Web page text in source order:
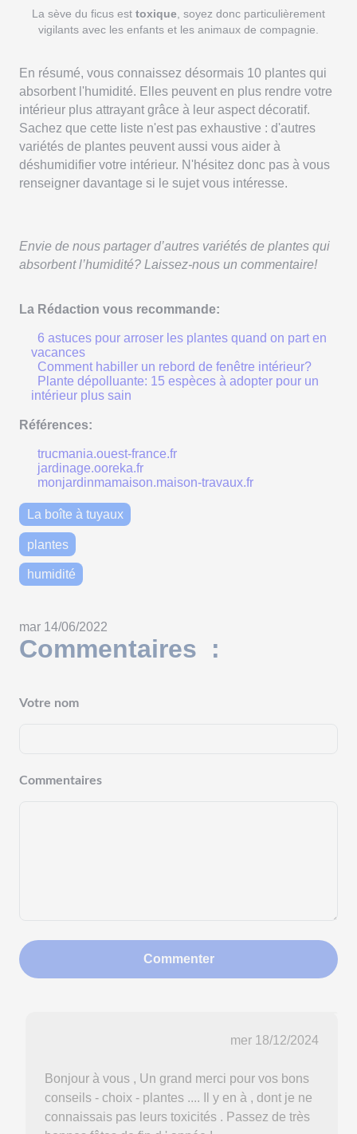
La sève du ficus est toxique , soyez donc particulièrement
vigilants avec les enfants et les animaux de compagnie.
En résumé, vous connaissez désormais 10 plantes qui
absorbent l'humidité. Elles peuvent en plus rendre votre
intérieur plus attrayant grâce à leur aspect décoratif.
Sachez que cette liste n'est pas exhaustive : d'autres
variétés de plantes peuvent aussi vous aider à
déshumidifier votre intérieur. N'hésitez donc pas à vous
renseigner davantage si le sujet vous intéresse.
Envie de nous partager d’autres variétés de plantes qui
absorbent l’humidité? Laissez-nous un commentaire!
La Rédaction vous recommande:
6 astuces pour arroser les plantes quand on part en
vacances
Comment habiller un rebord de fenêtre intérieur?
Plante dépolluante: 15 espèces à adopter pour un
intérieur plus sain
Références:
trucmania.ouest-france.fr
jardinage.ooreka.fr
monjardinmamaison.maison-travaux.fr
La boîte à tuyaux
plantes
humidité
mar 14/06/2022
Commentaires :
Votre nom
Commentaires
Commenter
mer 18/12/2024
Bonjour à vous , Un grand merci pour vos bons
conseils - choix - plantes .... Il y en à , dont je ne
connaissais pas leurs toxicités . Passez de très